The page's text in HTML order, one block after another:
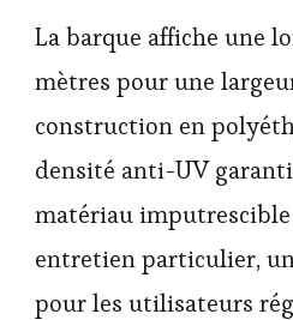
La barque affiche une
mètres pour une
construction en
densité anti-UV
matériau imputrescible
entretien particulier,
pour les utilisateurs